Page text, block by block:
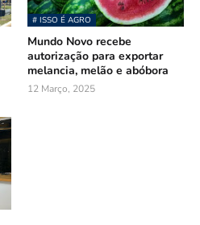
# ISSO É AGRO
Mundo Novo recebe
autorização para exportar
melancia, melão e abóbora
12 Março, 2025